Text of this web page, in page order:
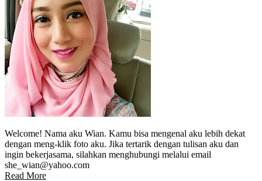
Welcome! Nama aku Wian. Kamu bisa mengenal aku lebih dekat
dengan meng-klik foto aku. Jika tertarik dengan tulisan aku dan
ingin bekerjasama, silahkan menghubungi melalui email
she_wian@yahoo.com
Read More